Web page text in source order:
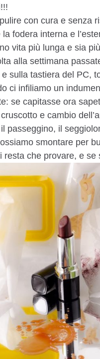
con cura e senza
la fodera interna e
vita più lunga e sia
alla settimana
sulla tastiera del PC,
ci infiliamo un
se capitasse ora
e cambio
passeggino, il
smontare per
resta che provare, e